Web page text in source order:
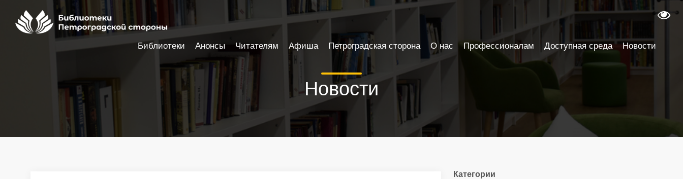
Новости
Категории
Библиотеки Анонсы Читателям Афиша Петроградская сторона О нас Профессионалам Доступная среда Новости
Настройки доступности